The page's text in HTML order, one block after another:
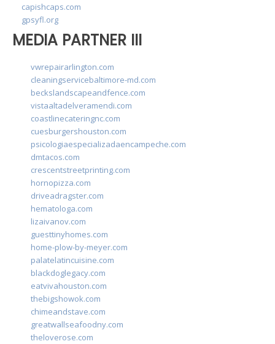
capishcaps.com
gpsyfl.org
MEDIA PARTNER III
vwrepairarlington.com
cleaningservicebaltimore-md.com
beckslandscapeandfence.com
vistaaltadelveramendi.com
coastlinecateringnc.com
cuesburgershouston.com
psicologiaespecializadaencampeche.com
dmtacos.com
crescentstreetprinting.com
hornopizza.com
driveadragster.com
hematologa.com
lizaivanov.com
guesttinyhomes.com
home-plow-by-meyer.com
palatelatincuisine.com
blackdoglegacy.com
eatvivahouston.com
thebigshowok.com
chimeandstave.com
greatwallseafoodny.com
theloverose.com